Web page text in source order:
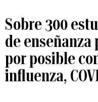
Sobre 300
de
por posible
influenza,